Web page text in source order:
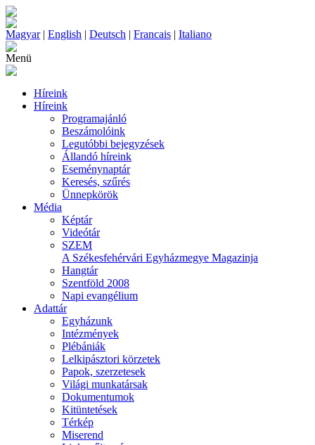
Magyar| English | Deutsch | Francais | Italiano
Menü
Híreink
Híreink
Programajánló
Beszámolóink
Legutóbbi bejegyzések
Állandó híreink
Eseménynaptár
Keresés, szűrés
Ünnepkörök
Média
Képtár
Videótár
SZEM
A Székesfehérvári Egyházmegye Magazinja
Hangtár
Szentföld 2008
Napi evangélium
Adattár
Egyházunk
Intézmények
Plébániák
Lelkipásztori körzetek
Papok, szerzetesek
Világi munkatársak
Dokumentumok
Kitüntetések
Térkép
Miserend